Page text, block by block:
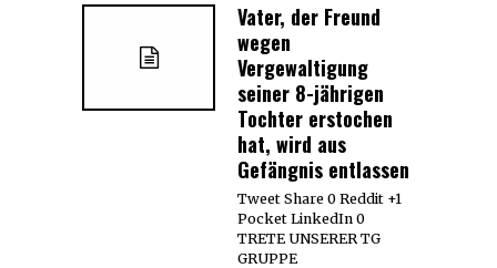
Vater, der Freund
wegen
Vergewaltigung
seiner 8-jährigen
Tochter erstochen
hat, wird aus
Gefängnis entlassen
Tweet Share 0 Reddit +1
Pocket LinkedIn 0
TRETE UNSERER TG
GRUPPE